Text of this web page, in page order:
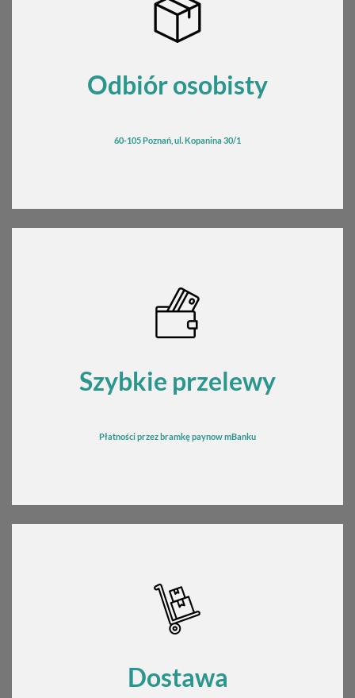
Odbiór osobisty
60-105 Poznań, ul. Kopanina 30/1
Szybkie przelewy
Płatności przez bramkępaynow mBanku
Dostawa